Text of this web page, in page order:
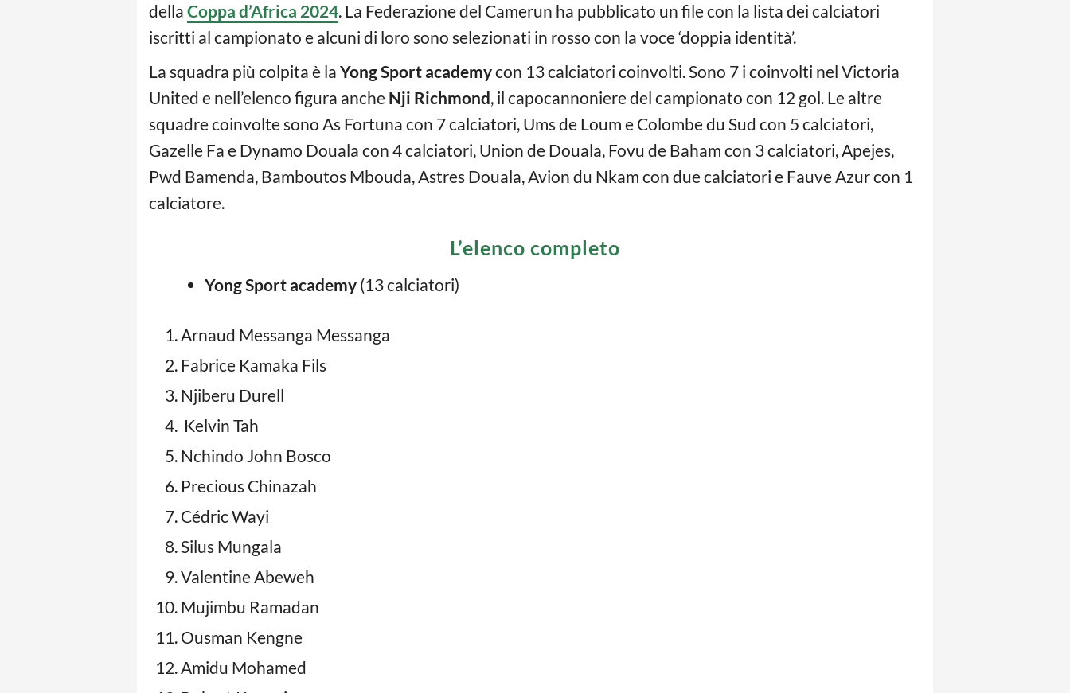
della Coppa d’Africa 2024. La Federazione del Camerun ha pubblicato un file con la lista dei calciatori
iscritti al campionato e alcuni di loro sono selezionati in rosso con la voce ‘doppia identità’.
La squadra più colpita è la Yong Sport academycon 13 calciatori coinvolti. Sono 7 i coinvolti nel Victoria
United e nell’elenco figura anche Nji Richmond, il capocannoniere del campionato con 12 gol. Le altre
squadre coinvolte sono As Fortuna con 7 calciatori, Ums de Loum e Colombe du Sud con 5 calciatori,
Gazelle Fa e Dynamo Douala con 4 calciatori, Union de Douala, Fovu de Baham con 3 calciatori, Apejes,
Pwd Bamenda, Bamboutos Mbouda, Astres Douala, Avion du Nkam con due calciatori e Fauve Azur con 1
calciatore.
L’elenco completo
Yong Sport academy (13 calciatori)
Arnaud Messanga Messanga
Fabrice Kamaka Fils
Njiberu Durell
Kelvin Tah
Nchindo John Bosco
Precious Chinazah
Cédric Wayi
Silus Mungala
Valentine Abeweh
Mujimbu Ramadan
Ousman Kengne
Amidu Mohamed